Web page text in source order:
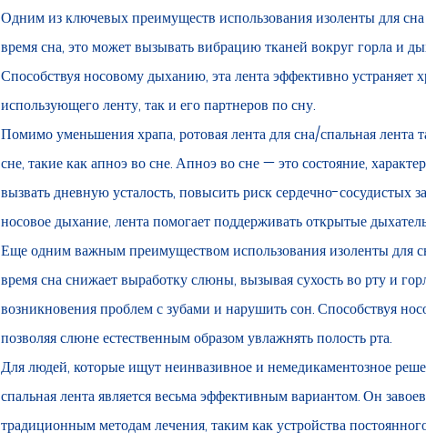
Одним из ключевых преимуществ использования изоленты для
время сна, это может вызывать вибрацию тканей вокруг горла и
Способствуя носовому дыханию, эта лента эффективно устраняет
использующего ленту, так и его партнеров по сну.
Помимо уменьшения храпа, ротовая лента для сна/спальная
сне, такие как апноэ во сне. Апноэ во сне — это состояние,
вызвать дневную усталость, повысить риск сердечно-сосудистых
носовое дыхание, лента помогает поддерживать открытые
Еще одним важным преимуществом использования изоленты для
время сна снижает выработку слюны, вызывая сухость во рту и
возникновения проблем с зубами и нарушить сон. Способствуя
позволяя слюне естественным образом увлажнять полость рта.
Для людей, которые ищут неинвазивное и немедикаментозное
спальная лента является весьма эффективным вариантом. Он
традиционным методам лечения, таким как устройства